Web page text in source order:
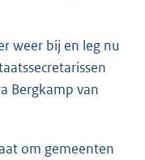
weer bij en leg nu
Bergkamp van
om gemeenten